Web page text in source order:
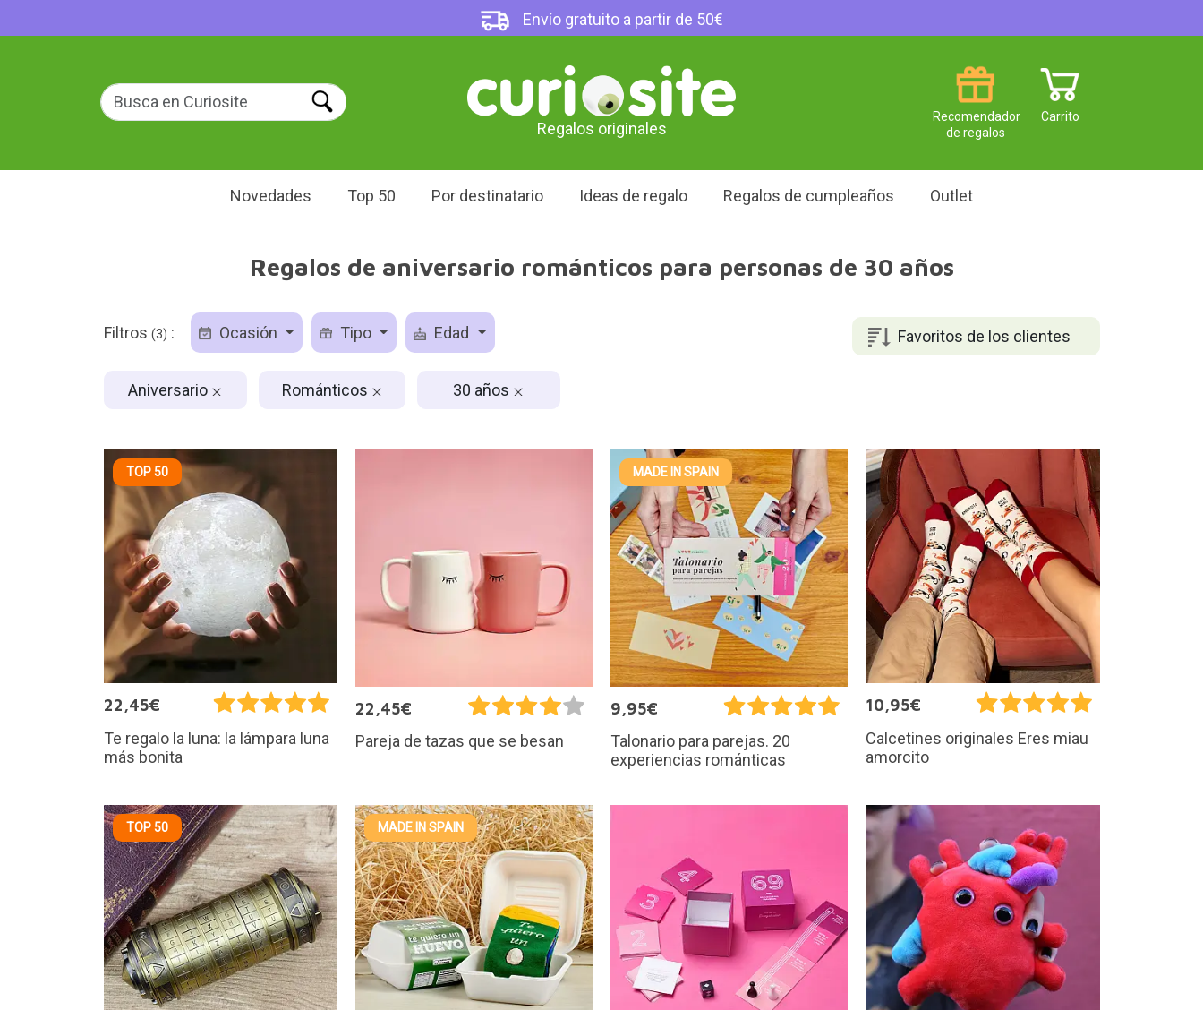
Envío gratuito a partir de 50€
Regalos originales
Carrito
Recomendador
de regalos
Novedades Top 50 Por destinatario Ideas de regalo Regalos de cumpleaños Outlet
Regalos de aniversario románticos para personas de 30 años
Favoritos de los clientes
Filtros (3) : Ocasión Tipo Edad
Aniversario Románticos 30 años
TOP 50
22,45€
Te regalo la luna: la lámpara luna
más bonita
22,45€
Pareja de tazas que se besan
MADE IN SPAIN
9,95€
Talonario para parejas. 20
experiencias románticas
10,95€
Calcetines originales Eres miau
amorcito
TOP 50 MADE IN SPAIN